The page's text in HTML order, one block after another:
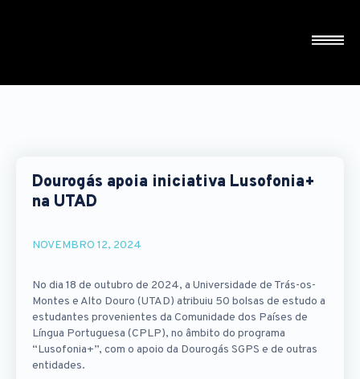
Dourogás apoia iniciativa Lusofonia+
na UTAD
NOVEMBRO 12, 2024
No dia 18 de outubro de 2024, a Universidade de Trás-os-
Montes e Alto Douro (UTAD) atribuiu 50 bolsas de estudo a
estudantes provenientes da Comunidade dos Países de
Língua Portuguesa (CPLP), no âmbito do programa
“Lusofonia+”, com o apoio da Dourogás SGPS e de outras
entidades.